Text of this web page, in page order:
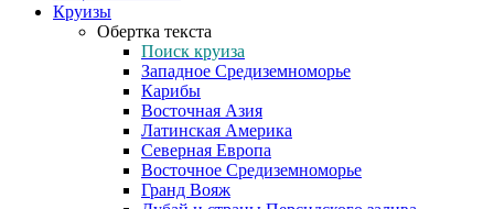
Круизы
Обертка текста
Поиск круиза
Западное Средиземноморье
Карибы
Восточная Азия
Латинская Америка
Северная Европа
Восточное Средиземноморье
Гранд Вояж